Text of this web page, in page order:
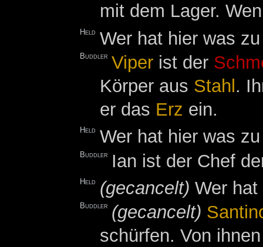
mit dem Lager.
Held Wer hat hier was
Buddler Viper ist der
Körper aus Stahl .
er das Erz ein.
Held Wer hat hier was
Buddler Ian ist der Chef
Held (gecancelt) Wer
Buddler (gecancelt)
schürfen. Von